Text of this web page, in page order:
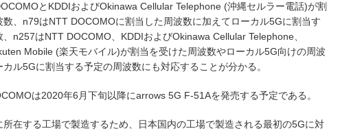
とKDDIおよびOkinawa Cellular Telephone (沖縄セルラー電話)が割
数、n79はNTT DOCOMOに割当した周波数に加えてローカル5Gに割当す
、n257はNTT DOCOMO、KDDIおよびOkinawa Cellular Telephone、
Mobile (楽天モバイル)が割当を受けた周波数やローカル5G向けの周波
ル5Gに割当する予定の周波数にも対応することが分かる。
は2020年6月下旬以降にarrows 5G F-51Aを発売する予定である。
所在する工場で製造するため、日本国内の工場で製造される最初の5Gに対